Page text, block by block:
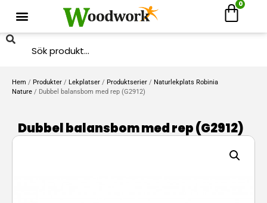
0
Hem / Produkter / Lekplatser / Produktserier / Naturlekplats Robinia
Nature / Dubbel balansbom med rep (G2912)
Dubbel balansbom med rep (G2912)